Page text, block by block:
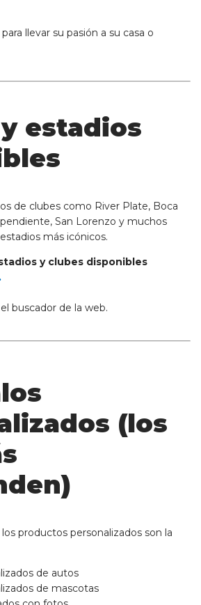
llevar su pasión a su casa o
estadios
de clubes como River Plate, Boca
San Lorenzo y muchos
más icónicos.
y clubes disponibles
buscador de la web.
(los
productos personalizados son la
de autos
de mascotas